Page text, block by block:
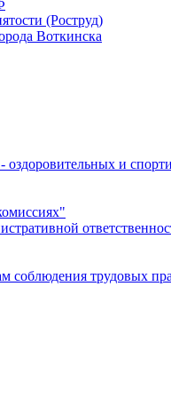
(Роструд)
Воткинска
и
соблюдения трудовых